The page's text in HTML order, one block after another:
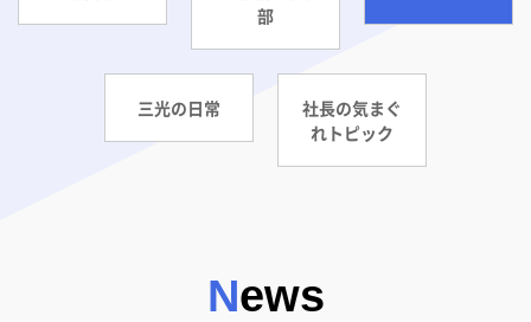
部
三光の日常
社長の気まぐ
れトピック
News